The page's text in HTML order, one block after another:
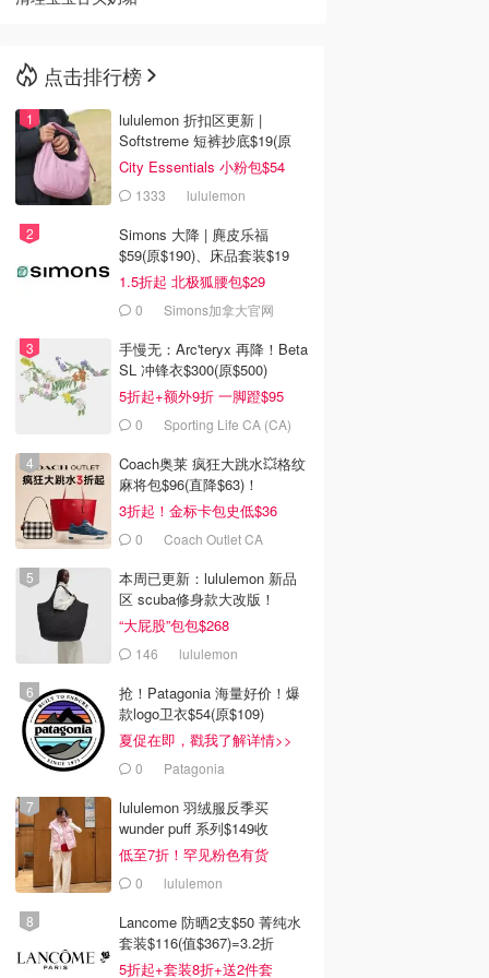
点击排行榜
lululemon 折扣区更新 |
Softstreme 短裤抄底$19(原
$88)
City Essentials 小粉包$54
1333 lululemon
Simons 大降 | 麂皮乐福
$59(原$190)、床品套装$19
1.5折起 北极狐腰包$29
0 Simons加拿大官网
手慢无：Arc'teryx 再降！Beta
SL 冲锋衣$300(原$500)
5折起+额外9折 一脚蹬$95
0 Sporting Life CA (CA)
Coach奥莱 疯狂大跳水💥格纹
麻将包$96(直降$63)！
3折起！金标卡包史低$36
0 Coach Outlet CA
本周已更新：lululemon 新品
区 scuba修身款大改版！
“大屁股”包包$268
146 lululemon
抢！Patagonia 海量好价！爆
款logo卫衣$54(原$109)
夏促在即，戳我了解详情>>
0 Patagonia
lululemon 羽绒服反季买
wunder puff 系列$149收
低至7折！罕见粉色有货
0 lululemon
Lancome 防晒2支$50 菁纯水
套装$116(值$367)=3.2折
5折起+套装8折+送2件套